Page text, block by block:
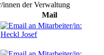
innen der Verwaltung
Mail